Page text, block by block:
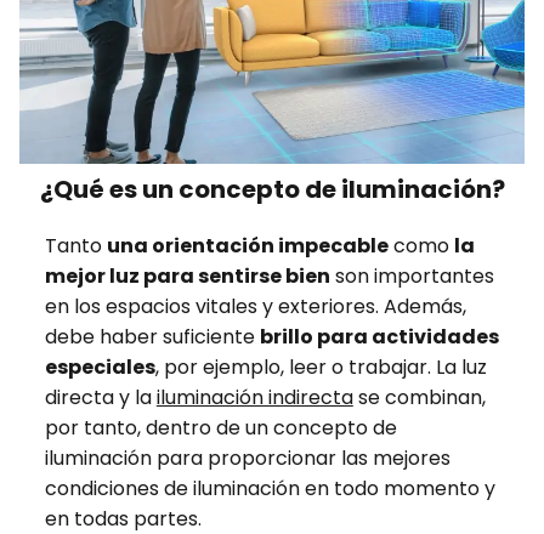
¿Qué es un concepto de iluminación?
Tanto una orientación impecablecomo la
mejor luz para sentirse bien son importantes
en los espacios vitales y exteriores. Además,
debe haber suficiente brillo para actividades
especiales, por ejemplo, leer o trabajar. La luz
directa y lailuminación indirectase combinan,
por tanto, dentro de un concepto de
iluminación para proporcionar las mejores
condiciones de iluminación en todo momento y
en todas partes.